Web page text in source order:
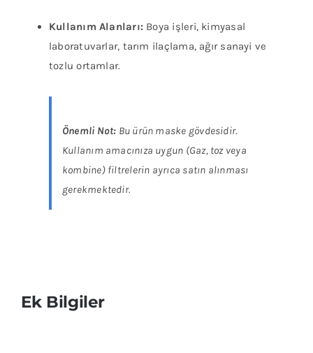
Kullanım Alanları: Boya işleri, kimyasal
laboratuvarlar, tarım ilaçlama, ağır sanayi ve
tozlu ortamlar.
Önemli Not: Bu ürün maske gövdesidir.
Kullanım amacınıza uygun (Gaz, toz veya
kombine) filtrelerin ayrıca satın alınması
gerekmektedir.
Ek Bilgiler